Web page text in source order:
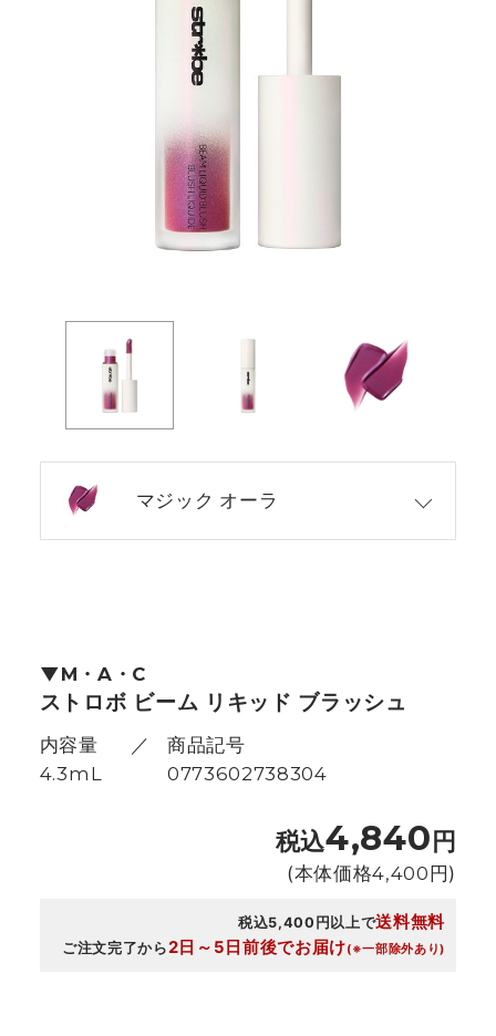
マジック オーラ
M・A・C
ストロボ ビーム リキッド ブラッシュ
内容量
4.3mL
商品記号
0773602738304
税込4,840円
(本体価格4,400円)
税込5,400円以上で送料無料
ご注文完了から2日～5日前後でお届け(※一部除外あり)